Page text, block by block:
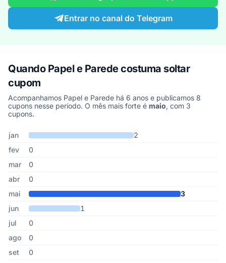
Entrar no canal do Telegram
Quando Papel e Parede costuma soltar
cupom
Acompanhamos Papel e Parede há 6 anos e publicamos 8
cupons nesse período. O mês mais forte é maio, com 3
cupons.
Cupons de Papel e Parede publicados por mês, somando os
Mês Cupons publicadosDesconto médio
jan
2
fev
0
mar
0
abr
0
mai
3
jun
1
jul
0
ago
0
set
0